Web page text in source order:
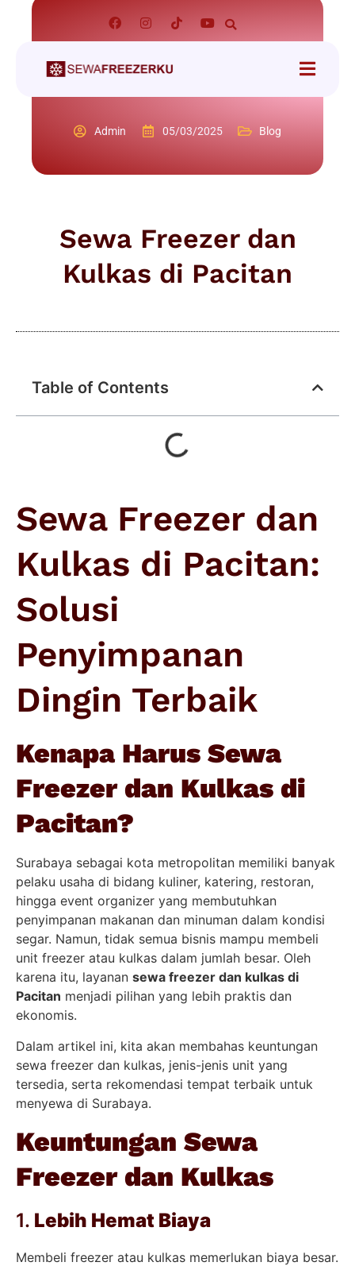
Admin 05/03/2025 Blog
Sewa Freezer dan
Kulkas di Pacitan
Table of Contents
Sewa Freezer dan
Kulkas di Pacitan:
Solusi
Penyimpanan
Dingin Terbaik
Kenapa Harus Sewa
Freezer dan Kulkas di
Pacitan?
Surabaya sebagai kota metropolitan memiliki banyak
pelaku usaha di bidang kuliner, katering, restoran,
hingga event organizer yang membutuhkan
penyimpanan makanan dan minuman dalam kondisi
segar. Namun, tidak semua bisnis mampu membeli
unit freezer atau kulkas dalam jumlah besar. Oleh
karena itu, layanan sewa freezer dan kulkas di
Pacitan menjadi pilihan yang lebih praktis dan
ekonomis.
Dalam artikel ini, kita akan membahas keuntungan
sewa freezer dan kulkas, jenis-jenis unit yang
tersedia, serta rekomendasi tempat terbaik untuk
menyewa di Surabaya.
Keuntungan Sewa
Freezer dan Kulkas
1. Lebih Hemat Biaya
Membeli freezer atau kulkas memerlukan biaya besar.